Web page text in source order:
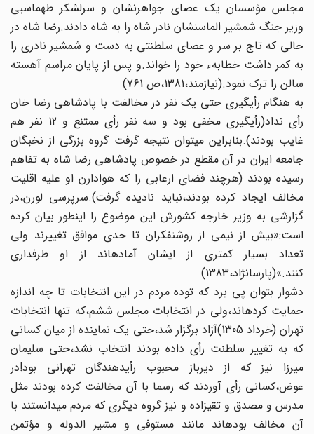
مجلس مؤسسان یک عصای جواهرنشان و سرلشکر طهماسبی‏
وزیر جنگ شمشیر الماس‏نشان نادر شاه را به شاه دادند.رضا شاه‏ در
حالی که تاج بر سر و عصای سلطنتی به دست و شمشیر نادری‏ را
به کمر داشت خطابهء خود را خواند.و پس از پایان مراسم آهسته‏
سالن را ترک نمود.(نیازمند،1381،ص 761)
به هنگام رأی‏گیری حتی یک نفر در مخالفت با پادشاهی رضا خان‏
رأی نداد(رأی‏گیری مخفی بود و سه نفر رأی ممتنع و 12 نفر هم
غایب‏ بودند).بنابراین می‏توان نتیجه گرفت گروه بزرگی از نخبگان
جامعه‏ ایران در آن مقطع در خصوص پادشاهی رضا شاه به تفاهم
رسیده بودند (هرچند فضای ارعابی را که هوادارن او علیه اقلیت
مخالف ایجاد کرده‏ بودند،نباید نادیده گرفت).سرپرسی لورن،در
گزارشی به وزیر خارجه‏ کشورش این موضوع را این‏طور بیان کرده
است:«بیش از نیمی از روشنفکران تا حدی موافق تغییرند ولی
تعداد بسیار کمتری از ایشان آماده‏اند از او طرفداری
کنند.»(پارسانژاد،1383)
دشوار بتوان پی برد که توده مردم در این انتخابات تا چه اندازه‏
حمایت کرده‏اند،ولی در انتخابات مجلس ششم،که تنها انتخابات
تهران‏ (خرداد 1305)آزاد برگزار شد،حتی یک نماینده از میان کسانی
که به‏ تغییر سلطنت رأی داده بودند انتخاب نشد،حتی سلیمان
میرزا نیز که از دیرباز محبوب رأی‏دهندگان تهرانی بود!در
عوض،کسانی رأی آوردند که رسما با آن مخالفت کرده بودند مثل
مدرس و مصدق و تقی‏زاده‏ و نیز گروه دیگری که مردم می‏دانستند با
آن مخالف بوده‏اند مانند مستوفی و مشیر الدوله و مؤتمن